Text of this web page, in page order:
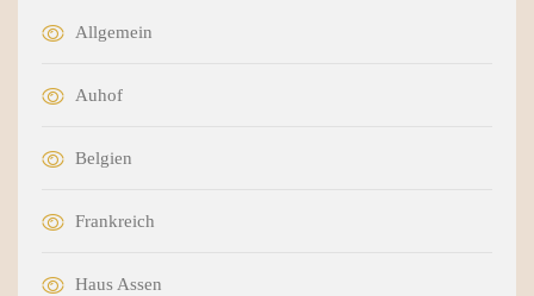
Allgemein
Auhof
Belgien
Frankreich
Haus Assen